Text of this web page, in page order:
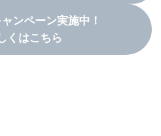
ンペーン実施中！
くはこちら